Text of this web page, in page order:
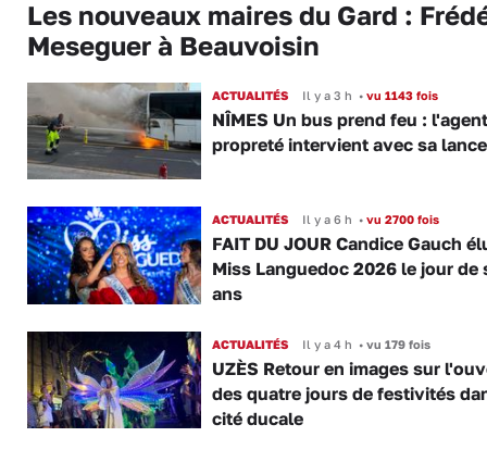
Les nouveaux maires du Gard :
Meseguer à Beauvoisin
ACTUALITÉS Il y a 3 h •vu 1143 fois
NÎMES Un bus prend feu :
propreté intervient avec sa lance
ACTUALITÉS Il y a 6 h •vu 2700 fois
FAIT DU JOUR Candice Gauch
Miss Languedoc 2026 le jour de
ans
ACTUALITÉS Il y a 4 h •vu 179 fois
UZÈS Retour en images sur
des quatre jours de festivités
cité ducale